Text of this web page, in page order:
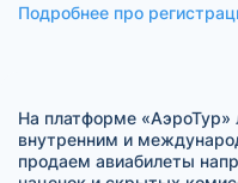
Подробнее про
На платформе
внутренним и
продаем авиабилеты